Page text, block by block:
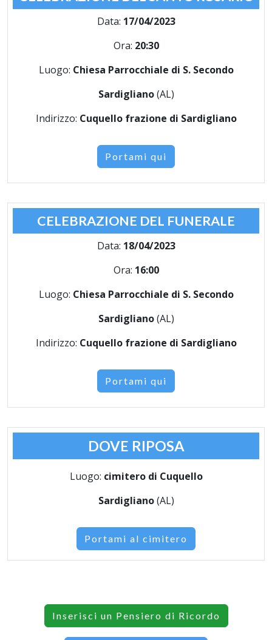
Data: 17/04/2023
Ora: 20:30
Luogo: Chiesa Parrocchiale di S. Secondo
Sardigliano(AL)
Indirizzo: Cuquello frazione di Sardigliano
Portami qui
CELEBRAZIONE DEL FUNERALE
Data: 18/04/2023
Ora: 16:00
Luogo: Chiesa Parrocchiale di S. Secondo
Sardigliano(AL)
Indirizzo: Cuquello frazione di Sardigliano
Portami qui
DOVE RIPOSA
Luogo: cimitero di Cuquello
Sardigliano(AL)
Portami al cimitero
Inserisci un Pensiero di Ricordo